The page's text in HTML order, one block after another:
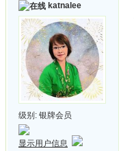
katnalee
级别: 银牌会员
显示用户信息